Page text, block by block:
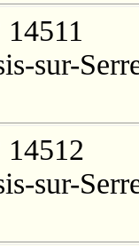
14511
sur-
14512
sur-